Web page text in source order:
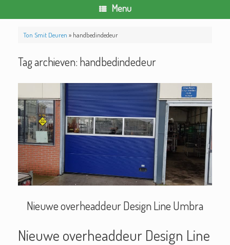
Menu
Ton Smit Deuren » handbedindedeur
Tag archieven: handbedindedeur
Nieuwe overheaddeur Design Line Umbra
Nieuwe overheaddeur Design Line